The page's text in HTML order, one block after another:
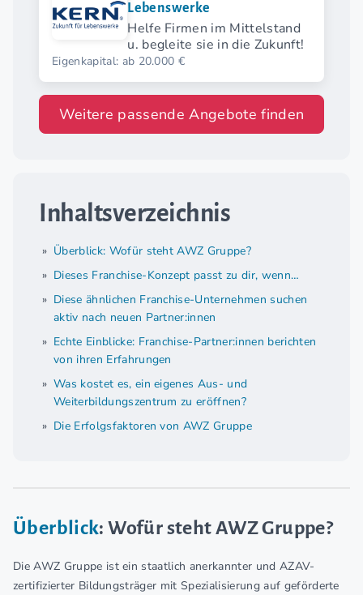
Lebenswerke
Helfe Firmen im Mittelstand
u. begleite sie in die Zukunft!
Eigenkapital: ab 20.000 €
Weitere passende Angebote finden
Inhaltsverzeichnis
Überblick: Wofür steht AWZ Gruppe?
Dieses Franchise-Konzept passt zu dir, wenn…
Diese ähnlichen Franchise-Unternehmen suchen
aktiv nach neuen Partner:innen
Echte Einblicke: Franchise-Partner:innen berichten
von ihren Erfahrungen
Was kostet es, ein eigenes Aus- und
Weiterbildungszentrum zu eröffnen?
Die Erfolgsfaktoren von AWZ Gruppe
Überblick: Wofür steht AWZ Gruppe?
Die AWZ Gruppe ist ein staatlich anerkannter und AZAV-
zertifizierter Bildungsträger mit Spezialisierung auf geförderte